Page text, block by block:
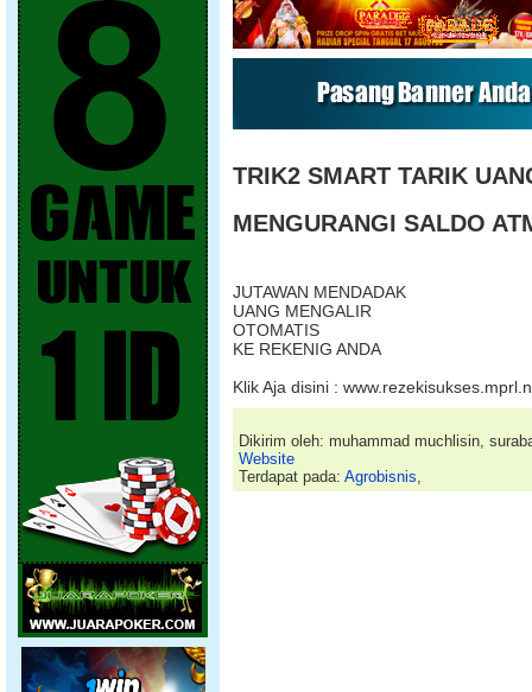
TRIK2 SMART TARIK
MENGURANGI SALDO
JUTAWAN MENDADAK
UANG MENGALIR
OTOMATIS
KE REKENIG ANDA
Klik Aja disini :
Dikirim oleh: muhammad muchlisin,
Website
Terdapat pada: Agrobisnis,